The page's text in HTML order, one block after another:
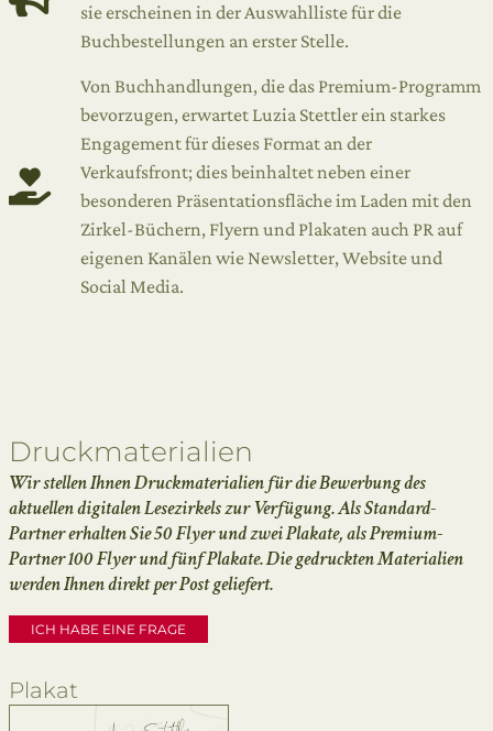
sie erscheinen in der Auswahlliste für die
Buchbestellungen an erster Stelle.
Von Buchhandlungen, die das Premium-Programm
bevorzugen, erwartet Luzia Stettler ein starkes
Engagement für dieses Format an der
Verkaufsfront; dies beinhaltet neben einer
besonderen Präsentationsfläche im Laden mit den
Zirkel-Büchern, Flyern und Plakaten auch PR auf
eigenen Kanälen wie Newsletter, Website und
Social Media.
Druckmaterialien
Wir stellen Ihnen Druckmaterialien für die Bewerbung des
aktuellen digitalen Lesezirkels zur Verfügung. Als Standard-
Partner erhalten Sie 50 Flyer und zwei Plakate, als Premium-
Partner 100 Flyer und fünf Plakate. Die gedruckten Materialien
werden Ihnen direkt per Post geliefert.
ICH HABE EINE FRAGE
Plakat